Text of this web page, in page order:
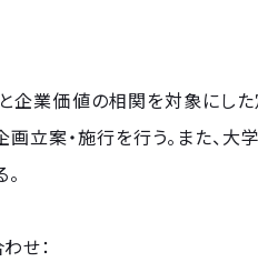
企業価値の相関を対象にし
立案・施行を行う。また、
せ：